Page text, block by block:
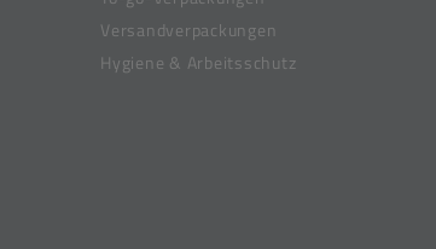
Versandverpackungen
Hygiene & Arbeitsschutz